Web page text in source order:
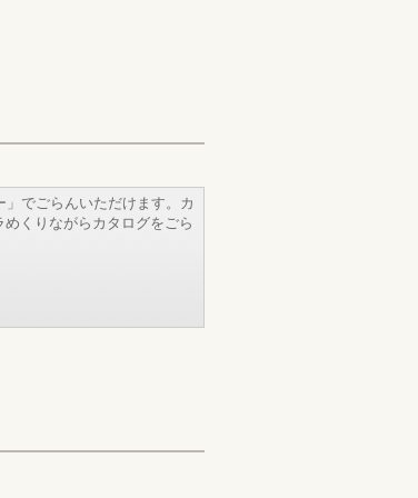
でごらんいただけます。カ
くりながらカタログをごら